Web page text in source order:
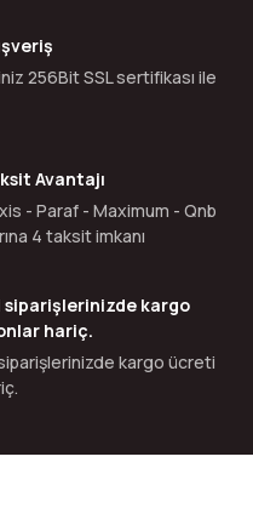
256Bit SSL sertifikası ile
Avantajı
- Paraf - Maximum - Qnb
4 taksit imkanı
siparişlerinizde kargo
hariç.
kargo ücreti